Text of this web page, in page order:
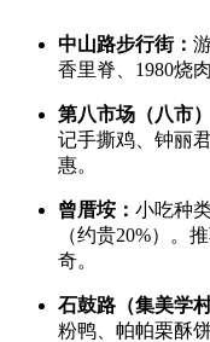
中山路步行街：
香里脊、1980烧
第八市场（八市）
记手撕鸡、钟丽
惠。
曾厝垵： 小吃种
（约贵20%）。
奇。
石鼓路（集美学
粉鸭、帕帕栗酥